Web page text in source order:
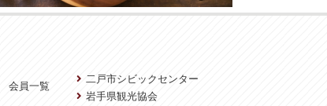
会員一覧
二戸市シビックセンター
岩手県観光協会